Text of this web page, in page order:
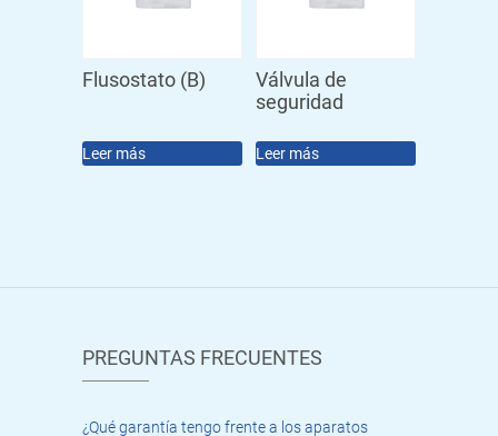
Flusostato (B)
Leer más
Válvula de
seguridad
Leer más
PREGUNTAS FRECUENTES
¿Qué garantía tengo frente a los aparatos